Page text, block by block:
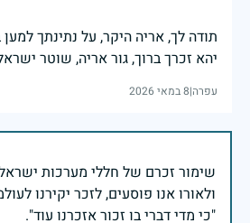
תודה לך, אריה היקר, על נתינתך
יהא זכרך ברוך, גור אריה, שוטר
עפרה|8 במאי 2026
שימור זכרם של חללי מערכות ישראל